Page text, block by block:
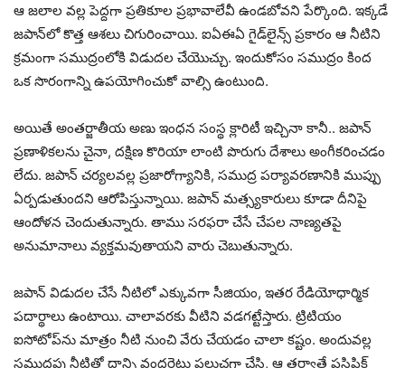
ఆ జలాల వల్ల పెద్దగా ప్రతికూల ప్రభావాలేవీ ఉండబోవని పేర్కొంది. ఇక్కడే
జపాన్‌లో కొత్త ఆశలు చిగురించాయి. ఐఏఈఏ గైడ్‌లైన్స్ ప్రకారం ఆ నీటిని
క్రమంగా సముద్రంలోకి విడుదల చేయొచ్చు. ఇందుకోసం సముద్రం కింద
ఒక సొరంగాన్ని ఉపయోగించుకో వాల్సి ఉంటుంది.
అయితే అంతర్జాతీయ అణు ఇంధన సంస్థ క్లారిటీ ఇచ్చినా కానీ.. జపాన్‌
ప్రణాళికలను చైనా, దక్షిణ కొరియా లాంటి పొరుగు దేశాలు అంగీకరించడం
లేదు. జపాన్ చర్యలవల్ల ప్రజారోగ్యానికి, సముద్ర పర్యావరణానికి ముప్పు
ఏర్పడుతుందని ఆరోపిస్తున్నాయి. జపాన్‌ మత్స్యకారులు కూడా దీనిపై
ఆందోళన చెందుతున్నారు. తాము సరఫరా చేసే చేపల నాణ్యతపై
అనుమానాలు వ్యక్తమవుతాయని వారు చెబుతున్నారు.
జపాన్ విడుదల చేసే నీటిలో ఎక్కువగా సీజియం, ఇతర రేడియోధార్మిక
పదార్థాలు ఉంటాయి. చాలావరకు వీటిని వడగట్టేస్తారు. ట్రిటియం
ఐసోటోప్‌ను మాత్రం నీటి నుంచి వేరు చేయడం చాలా కష్టం. అందువల్ల
సముద్రపు నీటితో దాన్ని వందరెట్లు పలుచగా చేసి, ఆ తర్వాతే పసిఫిక్‌